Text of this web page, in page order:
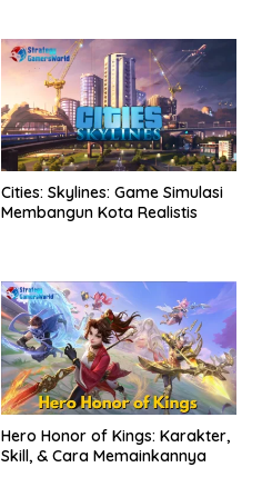
Cities: Skylines: Game Simulasi
Membangun Kota Realistis
Hero Honor of Kings: Karakter,
Skill, & Cara Memainkannya